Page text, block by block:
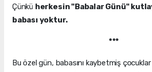
Çünkü herkesin "Babalar Günü"
babası yoktur.
***
Bu özel gün, babasını kaybetmiş